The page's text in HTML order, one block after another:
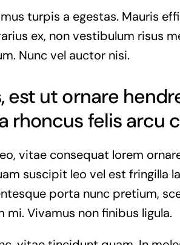
turpis a egestas. Mauris
ex, non vestibulum risus
Nunc vel auctor nisi.
est ut ornare
rhoncus felis arcu
vitae consequat lorem
suscipit leo vel est fringilla
porta nunc pretium,
mi. Vivamus non finibus ligula.